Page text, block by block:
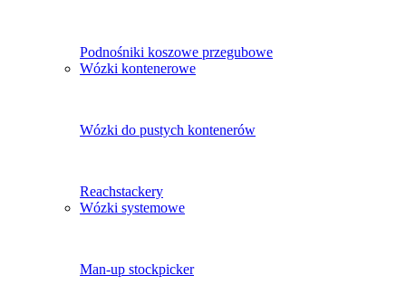
Podnośniki koszowe przegubowe
Wózki kontenerowe
Wózki do pustych kontenerów
Reachstackery
Wózki systemowe
Man-up stockpicker